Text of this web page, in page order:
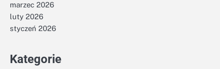
marzec 2026
luty 2026
styczeń 2026
Kategorie